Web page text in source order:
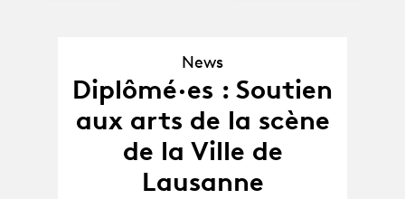
News
News
Diplômé·es : Soutien
aux arts de la scène
de la Ville de
Lausanne